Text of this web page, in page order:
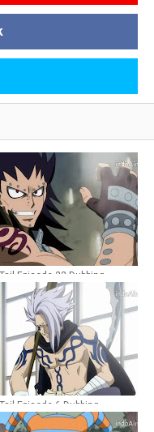
Episode 22 Dubbing
Episode 6 Dubbing